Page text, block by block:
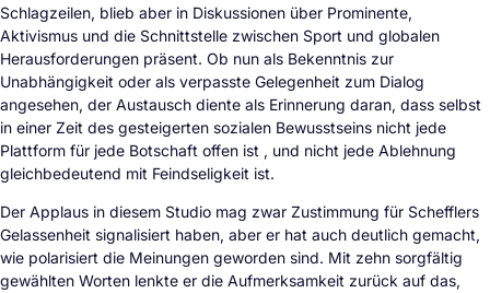
Schlagzeilen, blieb aber in Diskussionen über Prominente,
Aktivismus und die Schnittstelle zwischen Sport und globalen
Herausforderungen präsent. Ob nun als Bekenntnis zur
Unabhängigkeit oder als verpasste Gelegenheit zum Dialog
angesehen, der Austausch diente als Erinnerung daran, dass selbst
in einer Zeit des gesteigerten sozialen Bewusstseins nicht jede
Plattform für jede Botschaft offen ist , und nicht jede Ablehnung
gleichbedeutend mit Feindseligkeit ist.
Der Applaus in diesem Studio mag zwar Zustimmung für Schefflers
Gelassenheit signalisiert haben, aber er hat auch deutlich gemacht,
wie polarisiert die Meinungen geworden sind. Mit zehn sorgfältig
gewählten Worten lenkte er die Aufmerksamkeit zurück auf das,